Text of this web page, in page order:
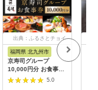
出典：ふるさとチョイ
福岡県 北九州市
京寿司グループ
10,000円分 お食事券
1000円×10枚 食事チ
ケット チケット 寿司
5.0